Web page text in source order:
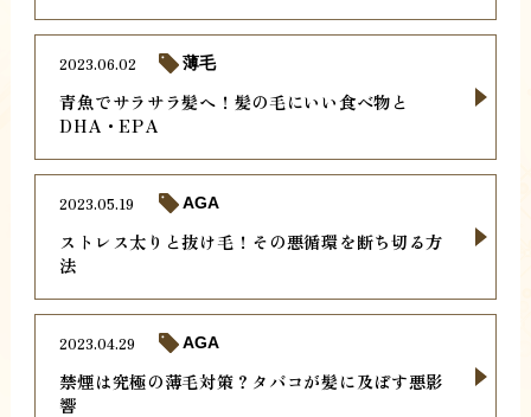
青魚でサラサラ髪へ！髪の毛にいい食べ物と
DHA・EPA
2023.06.02 薄毛
ストレス太りと抜け毛！その悪循環を断ち切る方
法
2023.05.19 AGA
禁煙は究極の薄毛対策？タバコが髪に及ぼす悪影
響
2023.04.29 AGA